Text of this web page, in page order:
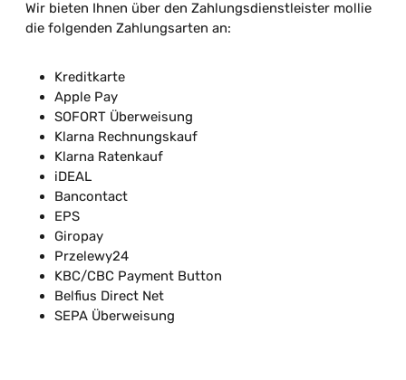
Wir bieten Ihnen über den Zahlungsdienstleister mollie
die folgenden Zahlungsarten an:
Kreditkarte
Apple Pay
SOFORT Überweisung
Klarna Rechnungskauf
Klarna Ratenkauf
iDEAL
Bancontact
EPS
Giropay
Przelewy24
KBC/CBC Payment Button
Belfius Direct Net
SEPA Überweisung